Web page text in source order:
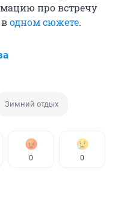
про встречу
одном сюжете.
Зимний отдых
0 0